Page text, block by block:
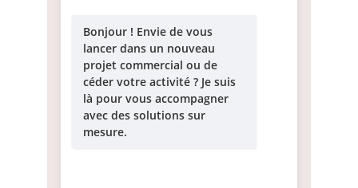
Bonjour ! Envie de vous
lancer dans un nouveau
projet commercial ou de
céder votre activité ? Je suis
là pour vous accompagner
avec des solutions sur
mesure.